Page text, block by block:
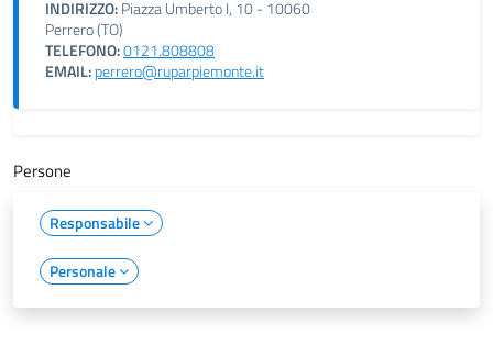
INDIRIZZO:Piazza Umberto I, 10 - 10060
Perrero (TO)
TELEFONO:0121.808808
EMAIL:perrero@ruparpiemonte.it
Persone
Responsabile
Personale